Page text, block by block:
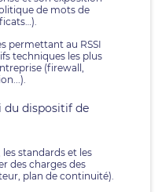
de mots de
permettant au RSSI
techniques les plus
(firewall,
du dispositif de
standards et les
des charges des
plan de continuité).